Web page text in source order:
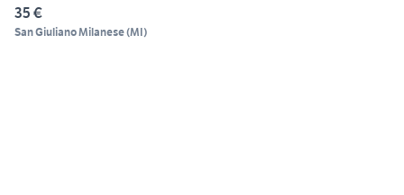
35 €
San Giuliano Milanese(MI)